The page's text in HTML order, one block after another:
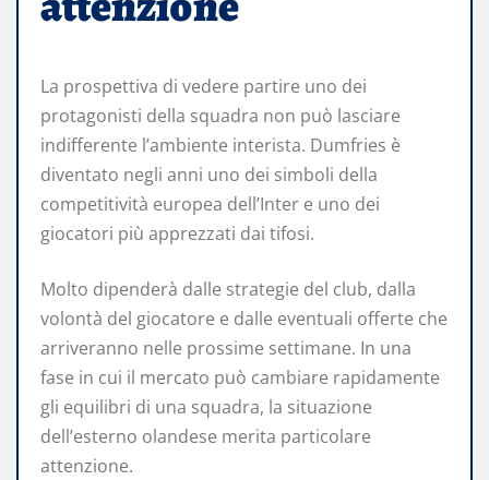
La prospettiva di vedere partire uno dei
protagonisti della squadra non può lasciare
indifferente l’ambiente interista. Dumfries è
diventato negli anni uno dei simboli della
competitività europea dell’Inter e uno dei
giocatori più apprezzati dai tifosi.
Molto dipenderà dalle strategie del club, dalla
volontà del giocatore e dalle eventuali offerte che
arriveranno nelle prossime settimane. In una
fase in cui il mercato può cambiare rapidamente
gli equilibri di una squadra, la situazione
dell’esterno olandese merita particolare
attenzione.